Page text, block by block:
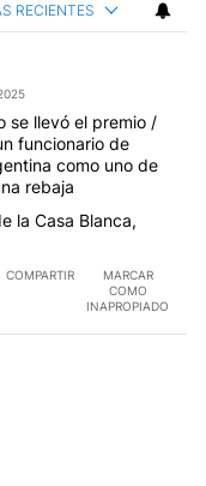
RECIENTES
se llevó el premio /
funcionario de
como uno de
rebaja
la Casa Blanca,
COMPARTIR
MARCAR
COMO
INAPROPIADO